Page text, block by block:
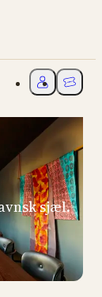
Mit Tivoli
sjæl.